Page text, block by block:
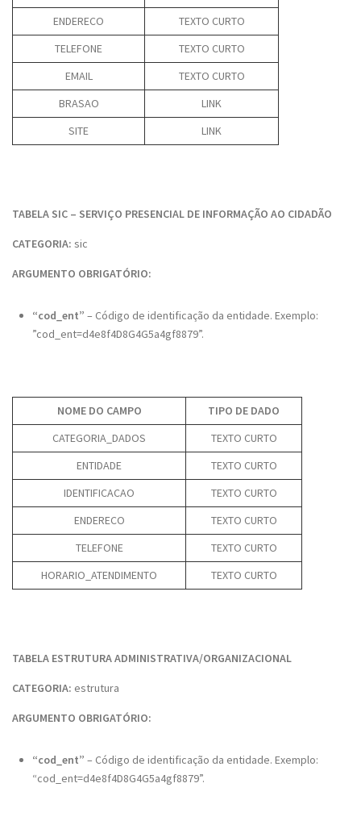
ENDERECO
TEXTO CURTO
TELEFONE
TEXTO CURTO
EMAIL
TEXTO CURTO
BRASAO
LINK
SITE
LINK
TABELA SIC – SERVIÇO PRESENCIAL DE INFORMAÇÃO AO CIDADÃO
CATEGORIA: sic
ARGUMENTO OBRIGATÓRIO:
“cod_ent” – Código de identificação da entidade. Exemplo:
”cod_ent=d4e8f4D8G4G5a4gf8879”.
NOME DO CAMPO
TIPO DE DADO
CATEGORIA_DADOS
TEXTO CURTO
ENTIDADE
TEXTO CURTO
IDENTIFICACAO
TEXTO CURTO
ENDERECO
TEXTO CURTO
TELEFONE
TEXTO CURTO
HORARIO_ATENDIMENTO
TEXTO CURTO
TABELA ESTRUTURA ADMINISTRATIVA/ORGANIZACIONAL
CATEGORIA: estrutura
ARGUMENTO OBRIGATÓRIO:
“cod_ent” – Código de identificação da entidade. Exemplo:
“cod_ent=d4e8f4D8G4G5a4gf8879”.